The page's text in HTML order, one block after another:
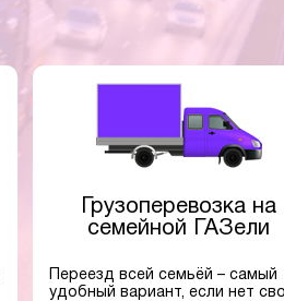
Грузоперевозка на
семейной ГАЗели
Переезд всей семьёй – самый
удобный вариант, если нет